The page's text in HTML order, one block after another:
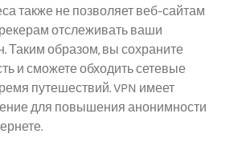
также не позволяет веб-сайтам
отслеживать ваши
Таким образом, вы сохраните
и сможете обходить сетевые
путешествий. VPN имеет
для повышения анонимности